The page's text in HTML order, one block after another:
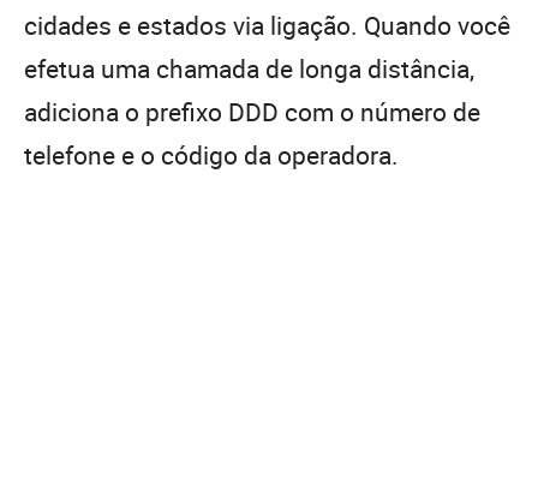
cidades e estados via ligação. Quando você
efetua uma chamada de longa distância,
adiciona o prefixo DDD com o número de
telefone e o código da operadora.